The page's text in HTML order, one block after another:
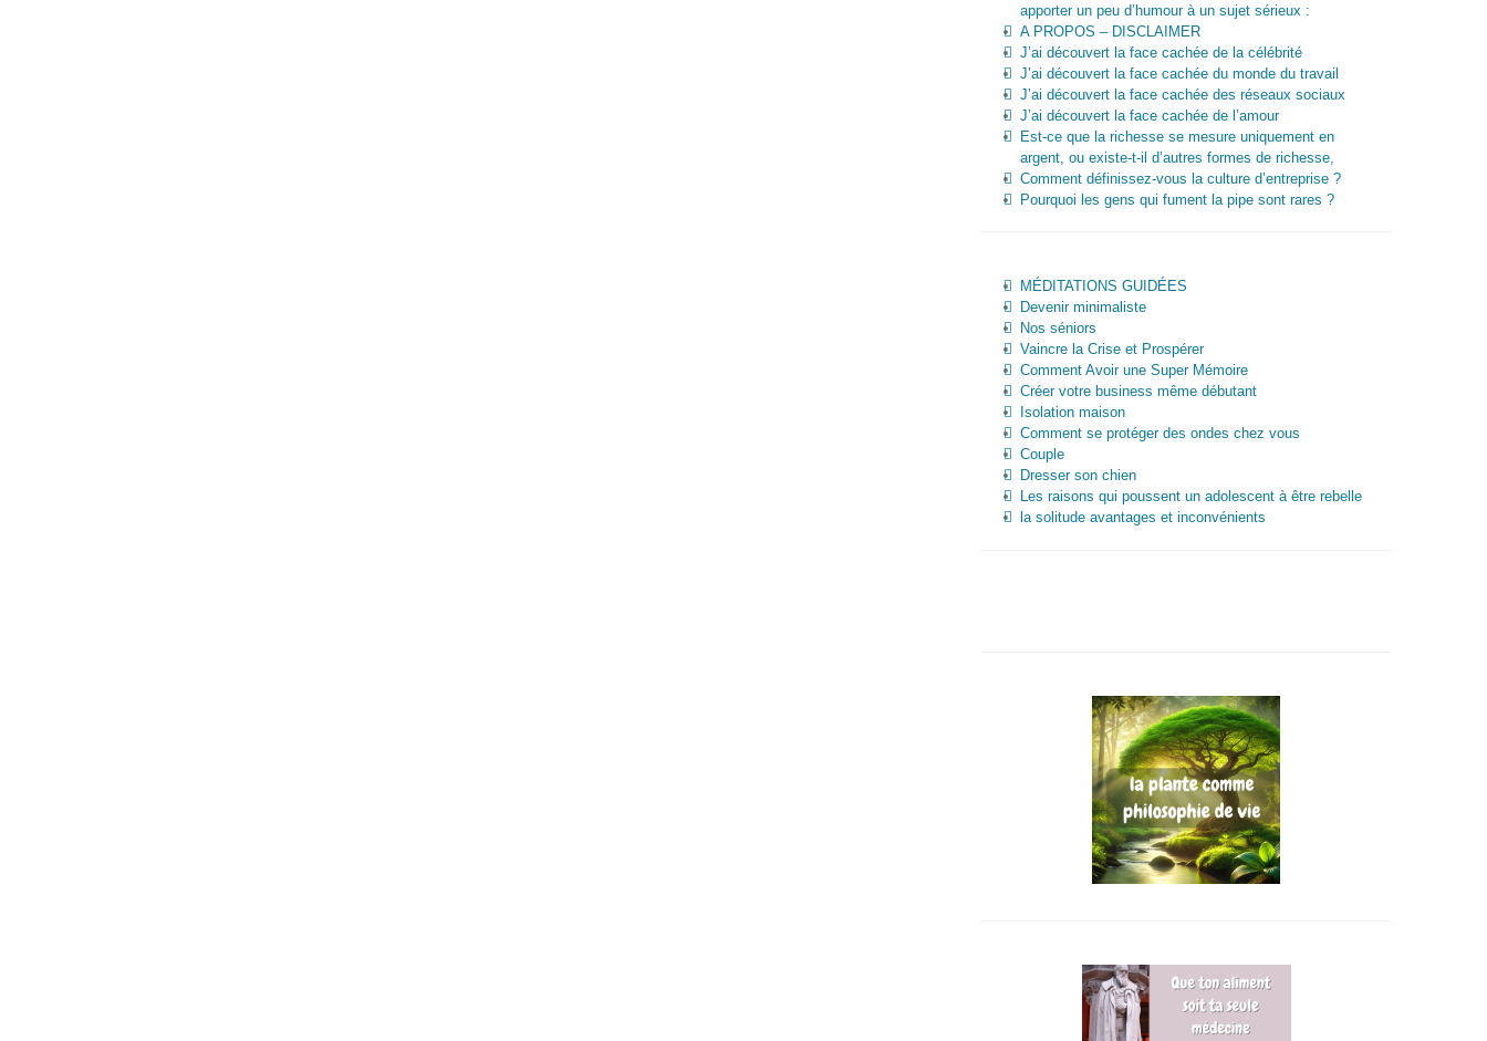
apporter un peu d’humour à un sujet sérieux :
A PROPOS – DISCLAIMER
J’ai découvert la face cachée de la célébrité
J’ai découvert la face cachée du monde du travail
J’ai découvert la face cachée des réseaux sociaux
J’ai découvert la face cachée de l’amour
Est-ce que la richesse se mesure uniquement en
argent, ou existe-t-il d’autres formes de richesse,
Comment définissez-vous la culture d’entreprise ?
Pourquoi les gens qui fument la pipe sont rares ?
MÉDITATIONS GUIDÉES
Devenir minimaliste
Nos séniors
Vaincre la Crise et Prospérer
Comment Avoir une Super Mémoire
Créer votre business même débutant
Isolation maison
Comment se protéger des ondes chez vous
Couple
Dresser son chien
Les raisons qui poussent un adolescent à être rebelle
la solitude avantages et inconvénients